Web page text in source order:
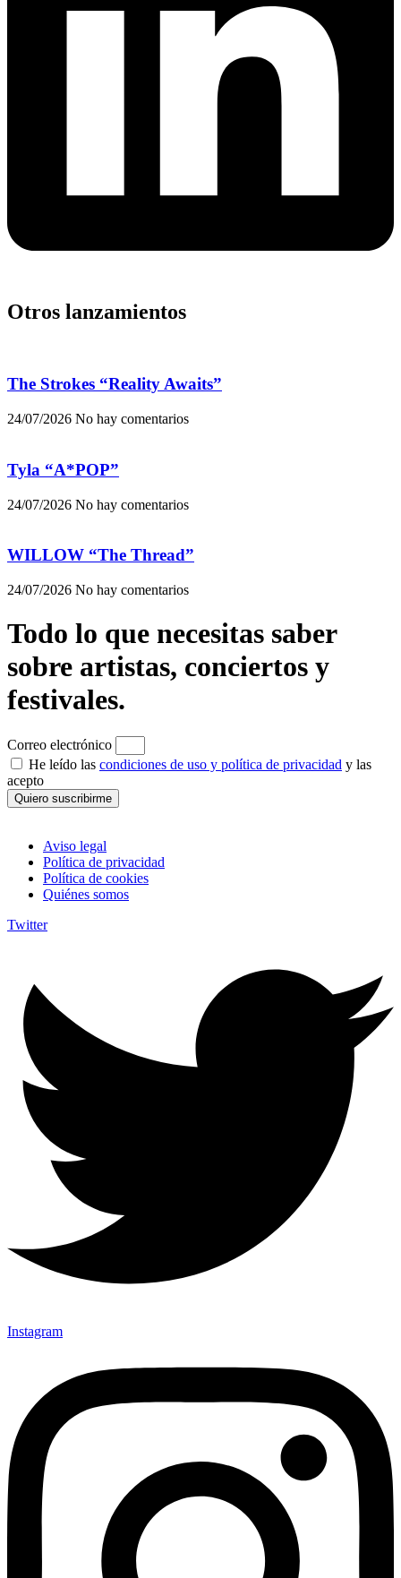
Otros lanzamientos
The Strokes “Reality Awaits”
24/07/2026 No hay comentarios
Tyla “A*POP”
24/07/2026 No hay comentarios
WILLOW “The Thread”
24/07/2026 No hay comentarios
Todo lo que necesitas saber
sobre artistas, conciertos y
festivales.
Correo electrónico
He leído las condiciones de uso y política de privacidad y las
acepto
Quiero suscribirme
Aviso legal
Política de privacidad
Política de cookies
Quiénes somos
Twitter
Instagram